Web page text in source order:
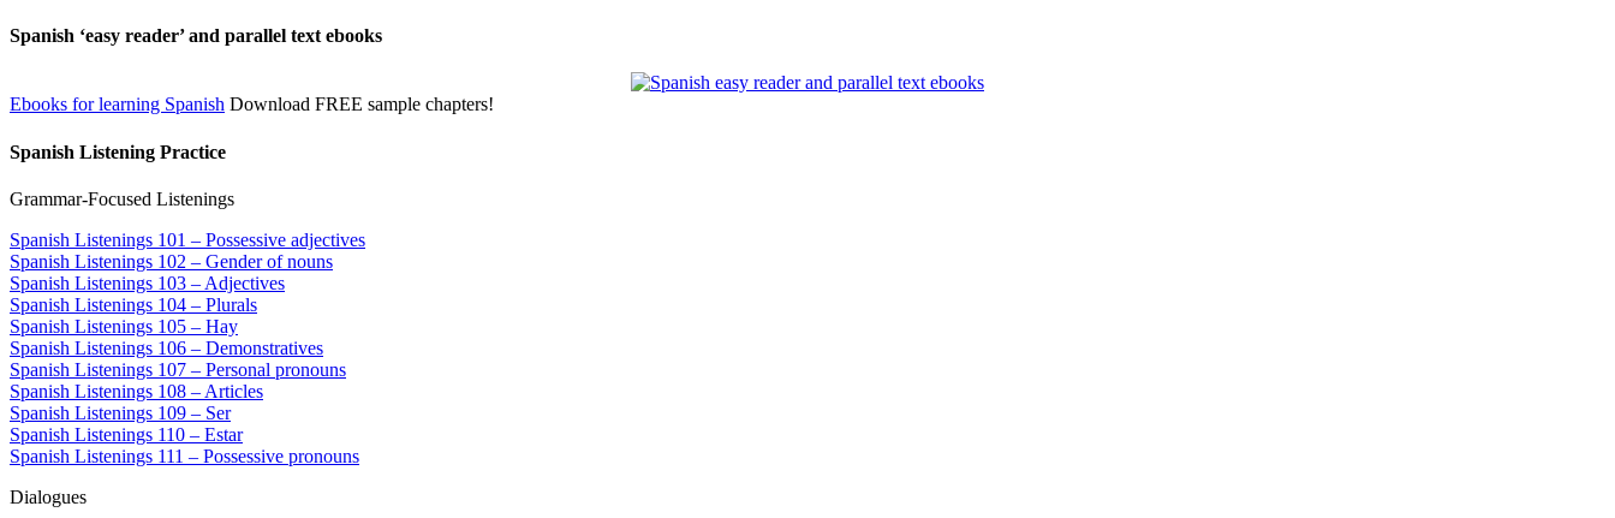
Spanish ‘easy reader’ and parallel text ebooks
Ebooks for learning Spanish Download FREE sample chapters!
Spanish Listening Practice
Grammar-Focused Listenings
Spanish Listenings 101 – Possessive adjectives
Spanish Listenings 102 – Gender of nouns
Spanish Listenings 103 – Adjectives
Spanish Listenings 104 – Plurals
Spanish Listenings 105 – Hay
Spanish Listenings 106 – Demonstratives
Spanish Listenings 107 – Personal pronouns
Spanish Listenings 108 – Articles
Spanish Listenings 109 – Ser
Spanish Listenings 110 – Estar
Spanish Listenings 111 – Possessive pronouns
Dialogues